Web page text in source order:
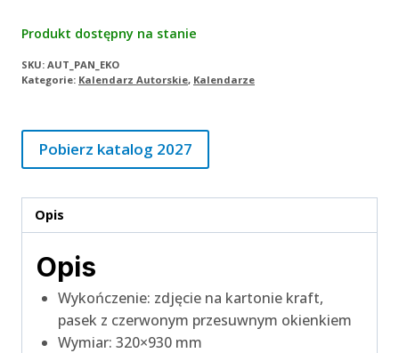
Produkt dostępny na stanie
SKU: AUT_PAN_EKO
Kategorie: Kalendarz Autorskie, Kalendarze
Pobierz katalog 2027
Opis
Opis
Wykończenie: zdjęcie na kartonie kraft,
pasek z czerwonym przesuwnym okienkiem
Wymiar: 320×930 mm